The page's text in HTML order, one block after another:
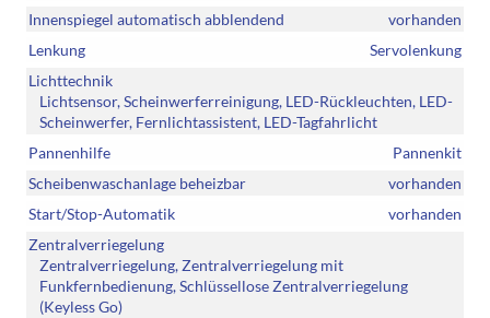
Innenspiegel automatisch abblendend
vorhanden
Lenkung
Servolenkung
Lichttechnik
Lichtsensor, Scheinwerferreinigung, LED-Rückleuchten, LED-
Scheinwerfer, Fernlichtassistent, LED-Tagfahrlicht
Pannenhilfe
Pannenkit
Scheibenwaschanlage beheizbar
vorhanden
Start/Stop-Automatik
vorhanden
Zentralverriegelung
Zentralverriegelung, Zentralverriegelung mit
Funkfernbedienung, Schlüssellose Zentralverriegelung
(Keyless Go)